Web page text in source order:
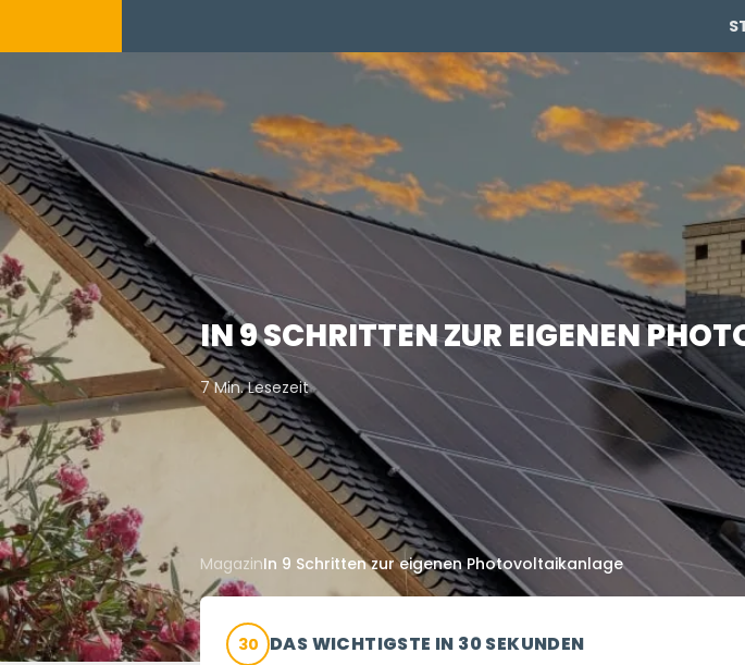
IN 9 SCHRITTEN ZUR EIGENEN
7 Min. Lesezeit
MagazinIn 9 Schritten zur eigenen Photovoltaikanlage
30 DAS WICHTIGSTE IN 30 SEKUNDEN